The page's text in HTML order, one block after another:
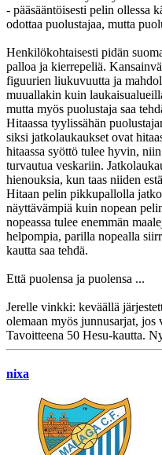
- pääsääntöisesti pelin ollessa
odottaa puolustajaa, mutta
Henkilökohtaisesti pidän
palloa ja kierrepeliä.
figuurien liukuvuutta ja
muuallakin kuin
mutta myös puolustaja saa
Hitaassa tyylissähän
siksi jatkolaukaukset ovat
hitaassa syöttö tulee hyvin,
turvautua veskariin.
hienouksia, kun taas niiden
Hitaan pelin pikkupallolla
näyttävämpiä kuin nopean
nopeassa tulee enemmän
helpompia, parilla nopealla
kautta saa tehdä.
Että puolensa ja puolensa ...
Jerelle vinkki: keväällä
olemaan myös junnusarjat, jos
Tavoitteena 50 Hesu-kautta.
nixa